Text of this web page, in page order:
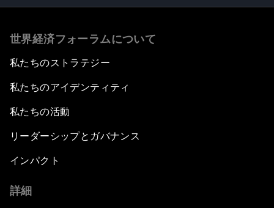
世界経済フォーラムについて
私たちのストラテジー
私たちのアイデンティティ
私たちの活動
リーダーシップとガバナンス
インパクト
詳細